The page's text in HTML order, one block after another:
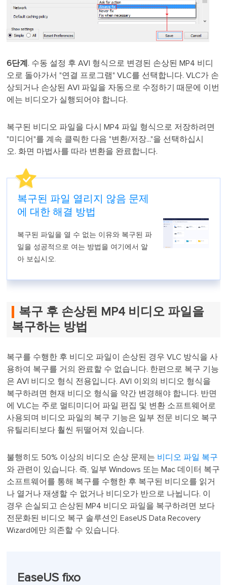
6단계 . 수동 설정 후 AVI 형식으로 변경된 손상된 MP4 비디
오로 돌아가서 "연결 프로그램" VLC를 선택합니다. VLC가 손
상되거나 손상된 AVI 파일을 자동으로 수정하기 때문에 이번
에는 비디오가 실행되어야 합니다.
복구된 비디오 파일을 다시 MP4 파일 형식으로 저장하려면
"미디어"를 계속 클릭한 다음 "변환/저장..."을 선택하십시
오. 화면 마법사를 따라 변환을 완료합니다.
복구된 파일 열리지 않음 문제
에 대한 해결 방법
복구된 파일을 열 수 없는 이유와 복구된 파
일을 성공적으로 여는 방법을 여기에서 알
아 보십시오.
복구 후 손상된 MP4 비디오 파일을
복구하는 방법
복구를 수행한 후 비디오 파일이 손상된 경우 VLC 방식을 사
용하여 복구를 거의 완료할 수 없습니다. 한편으로 복구 기능
은 AVI 비디오 형식 전용입니다. AVI 이외의 비디오 형식을
복구하려면 현재 비디오 형식을 약간 변경해야 합니다. 반면
에 VLC는 주로 멀티미디어 파일 편집 및 변환 소프트웨어로
사용되며 비디오 파일의 복구 기능은 일부 전문 비디오 복구
유틸리티보다 훨씬 뒤떨어져 있습니다.
불행히도 50% 이상의 비디오 손상 문제는 비디오 파일 복구
와 관련이 있습니다. 즉, 일부 Windows 또는 Mac 데이터 복구
소프트웨어를 통해 복구를 수행한 후 복구된 비디오를 읽거
나 열거나 재생할 수 없거나 비디오가 반으로 나뉩니다. 이
경우 손실되고 손상된 MP4 비디오 파일을 복구하려면 보다
전문화된 비디오 복구 솔루션인 EaseUS Data Recovery
Wizard에만 의존할 수 있습니다.
EaseUS fixo